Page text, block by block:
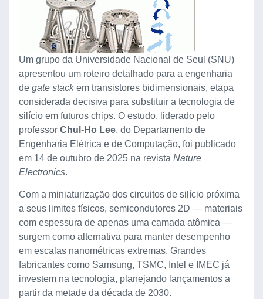
Um grupo da Universidade Nacional de Seul (SNU)
apresentou um roteiro detalhado para a engenharia
de gate stackem transistores bidimensionais, etapa
considerada decisiva para substituir a tecnologia de
silício em futuros chips. O estudo, liderado pelo
professor Chul-Ho Lee, do Departamento de
Engenharia Elétrica e de Computação, foi publicado
em 14 de outubro de 2025 na revista Nature
Electronics.
Com a miniaturização dos circuitos de silício próxima
a seus limites físicos, semicondutores 2D — materiais
com espessura de apenas uma camada atômica —
surgem como alternativa para manter desempenho
em escalas nanométricas extremas. Grandes
fabricantes como Samsung, TSMC, Intel e IMEC já
investem na tecnologia, planejando lançamentos a
partir da metade da década de 2030.